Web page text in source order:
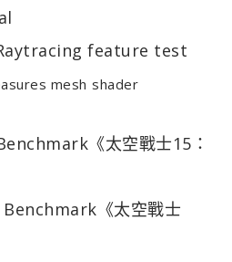
feature test
mesh shader
《太空戰士15：
《太空戰士